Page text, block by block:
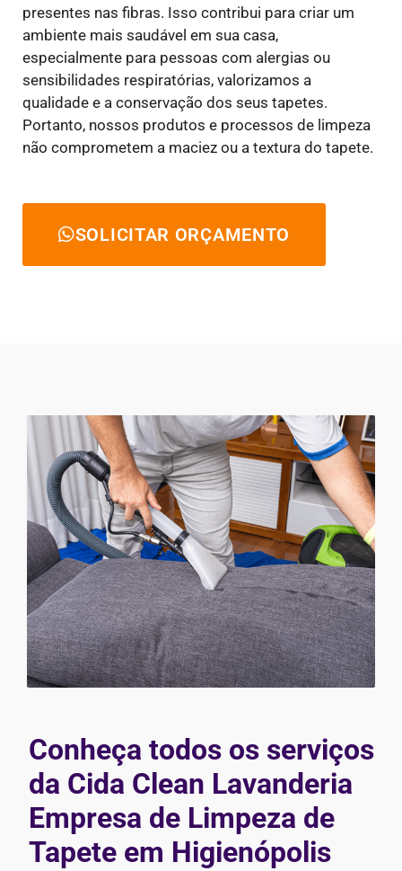
presentes nas fibras. Isso contribui para criar um
ambiente mais saudável em sua casa,
especialmente para pessoas com alergias ou
sensibilidades respiratórias, valorizamos a
qualidade e a conservação dos seus tapetes.
Portanto, nossos produtos e processos de limpeza
não comprometem a maciez ou a textura do tapete.
SOLICITAR ORÇAMENTO
Conheça todos os serviços
da Cida Clean Lavanderia
Empresa de Limpeza de
Tapete em Higienópolis